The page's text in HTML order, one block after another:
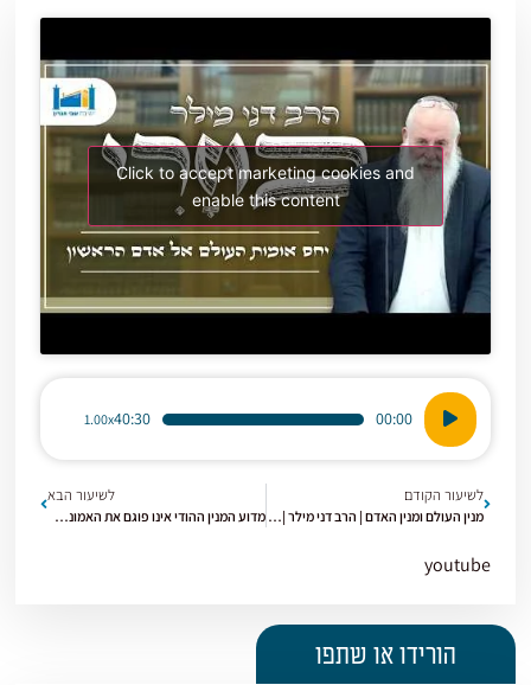
Click to accept marketing cookies and
enable this content
נגן
אודיו
00:00
40:30
1.00x
לשיעור הקודם
מנין העולם ומנין האדם | הרב דני מילר | הכוזרי | תשפ"ו [16]
לשיעור הבא
מדוע המנין ההודי אינו פוגם את האמונה? | הרב דני מילר | הכוזרי | תשפ"ו [18]
youtube
הורידו או שתפו